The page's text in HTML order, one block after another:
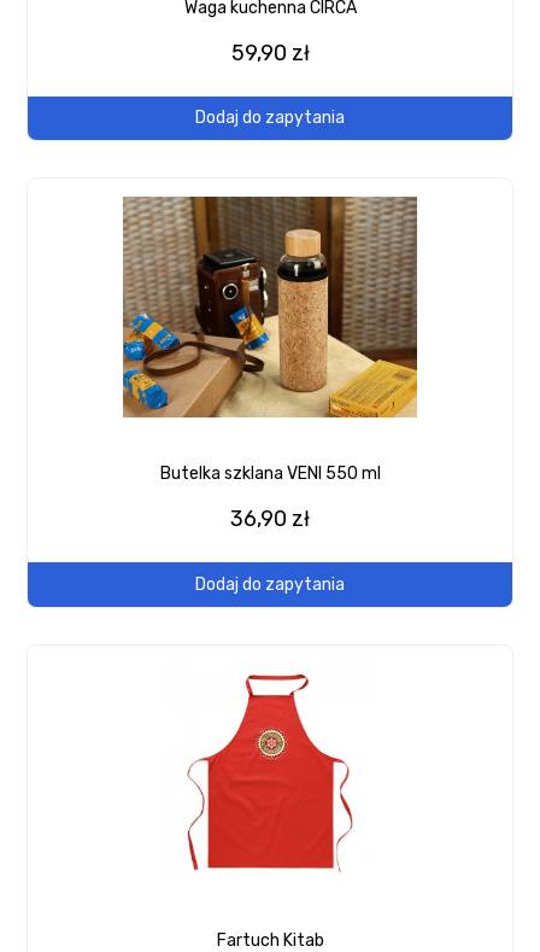
Waga kuchenna CIRCA
59,90 zł
Dodaj do zapytania
Butelka szklana VENI 550 ml
36,90 zł
Dodaj do zapytania
Fartuch Kitab